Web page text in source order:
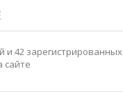
и 42 зарегистрированных
сайте